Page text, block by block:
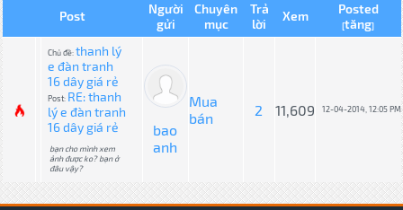
Post
Người
gửi
Chuyên
mục
Trả
lời
Xem Posted
[tăng]
Chủ đề:thanh lý
e đàn tranh
16 dây giá rẻ
Post: RE: thanh
lý e đàn tranh
16 dây giá rẻ
bạn cho mình xem
ảnh được ko? bạn ở
đâu vậy?
bao
anh
Mua
bán
2 11,609 12-04-2014, 12:05 PM